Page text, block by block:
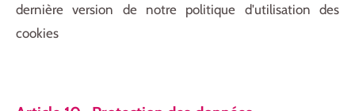
dernière version de notre politique d'utilisation des
cookies